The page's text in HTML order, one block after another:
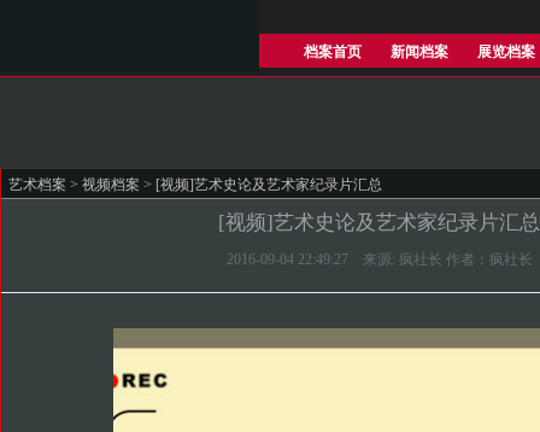
档案首页 新闻档案 展览档案
艺术档案 > 视频档案 > [视频]艺术史论及艺术家纪录片汇总
[视频]艺术史论及艺术家纪录片汇总
2016-09-04 22:49:27 来源: 疯社长 作者：疯社长